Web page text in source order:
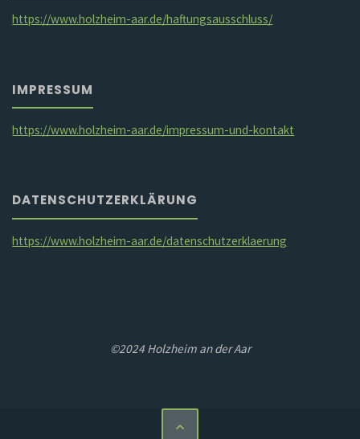
https://www.holzheim-aar.de/haftungsausschluss/
IMPRESSUM
https://www.holzheim-aar.de/impressum-und-kontakt
DATENSCHUTZERKLÄRUNG
https://www.holzheim-aar.de/datenschutzerklaerung
©2024 Holzheim an der Aar